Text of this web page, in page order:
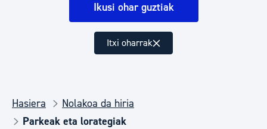
Ikusi ohar guztiak
Itxi oharrak
Hasiera
Nolakoa da hiria
Parkeak eta lorategiak